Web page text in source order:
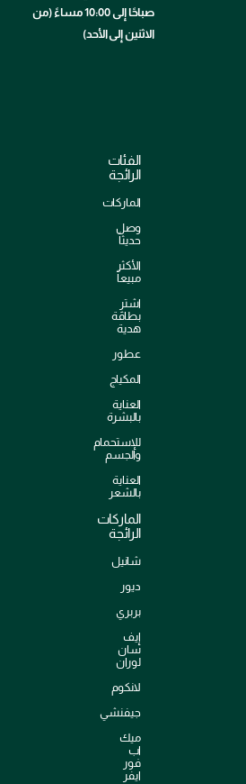
صباحًا إلى 10:00 مساءً (من
الاثنين إلى الأحد)
الفئات
الرائجة
الماركات
وصل
حديثاً
الأكثر
مبيعاً
اشترِ
بطاقة
هدية
عطور
المكياج
العناية
بالبشرة
للإستحمام
والجسم
العناية
بالشعر
الماركات
الرائجة
شانيل
ديور
بربري
إيف
سان
لوران
لانكوم
جيفنشي
ميك
اب
فور
ايفر